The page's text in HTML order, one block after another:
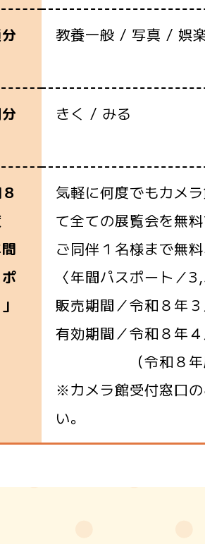
教養一般 / 写真 / 娯
きく / みる
気軽に何度でもカメ
て全ての展覧会を無
ご同伴１名様まで無
〈年間パスポート／
販売期間／令和８年
有効期間／令和８年
（令和８年度
※カメラ館受付窓口
い。